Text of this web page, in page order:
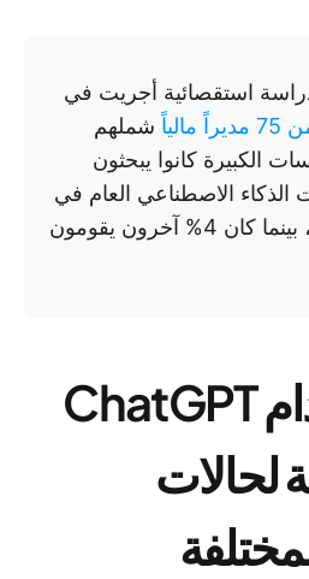
استقصائية أجريت في
شملهم
الكبيرة كانوا يبحثون
الاصطناعي العام في
مجال الشؤون المالية، بينما كان 4% آخرون يقومون
كيفية استخدام ChatGPT
لحالات